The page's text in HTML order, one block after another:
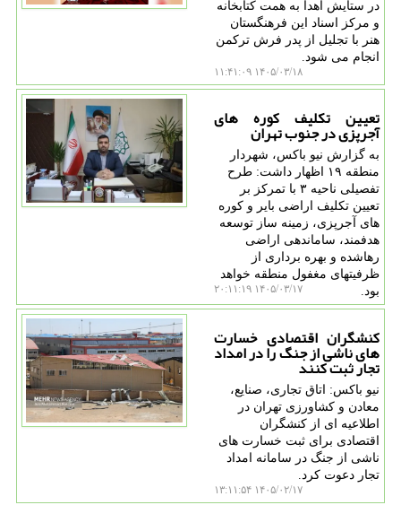
در ستایش اهدا به همت کتابخانه
و مرکز اسناد این فرهنگستان
هنر با تجلیل از پدر فرش ترکمن
انجام می شود.
۱۴۰۵/۰۳/۱۸ ۱۱:۴۱:۰۹
تعیین تکلیف کوره های
آجرپزی در جنوب تهران
به گزارش نیو باکس، شهردار
منطقه ۱۹ اظهار داشت: طرح
تفصیلی ناحیه ۳ با تمرکز بر
تعیین تکلیف اراضی بایر و کوره
های آجرپزی، زمینه ساز توسعه
هدفمند، ساماندهی اراضی
رهاشده و بهره برداری از
ظرفیتهای مغفول منطقه خواهد
بود.
۱۴۰۵/۰۳/۱۷ ۲۰:۱۱:۱۹
کنشگران اقتصادی خسارت
های ناشی از جنگ را در امداد
تجار ثبت کنند
نیو باکس: اتاق تجاری، صنایع،
معادن و کشاورزی تهران در
اطلاعیه ای از کنشگران
اقتصادی برای ثبت خسارت های
ناشی از جنگ در سامانه امداد
تجار دعوت کرد.
۱۴۰۵/۰۲/۱۷ ۱۳:۱۱:۵۴